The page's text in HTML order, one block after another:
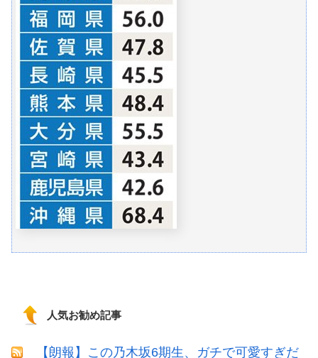
人気お勧め記事
【朗報】この乃木坂6期生、ガチで可愛すぎだ